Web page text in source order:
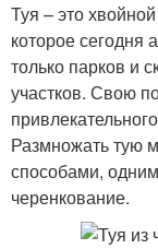
Туя – это
которое сегодня
только парков и
участков. Свою
Размножать тую
способами,
черенкование.